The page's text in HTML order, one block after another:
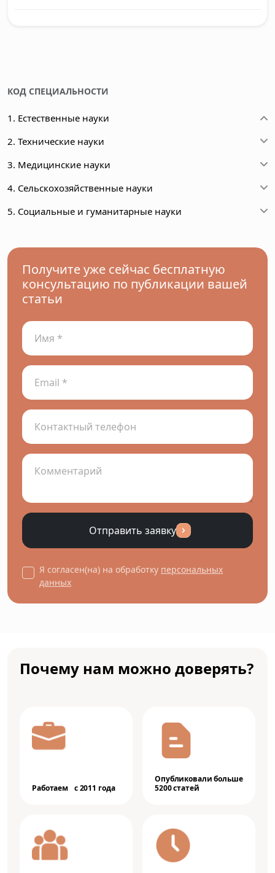
КОД СПЕЦИАЛЬНОСТИ
1. Естественные науки
2. Технические науки
3. Медицинские науки
4. Сельскохозяйственные науки
5. Социальные и гуманитарные науки
Получите уже сейчас бесплатную
консультацию по публикации вашей
статьи
Отправить заявку
Я согласен(на) на обработку персональных
данных
Почему нам можно доверять?
Работаем с 2011 года
Опубликовали больше
5200 статей